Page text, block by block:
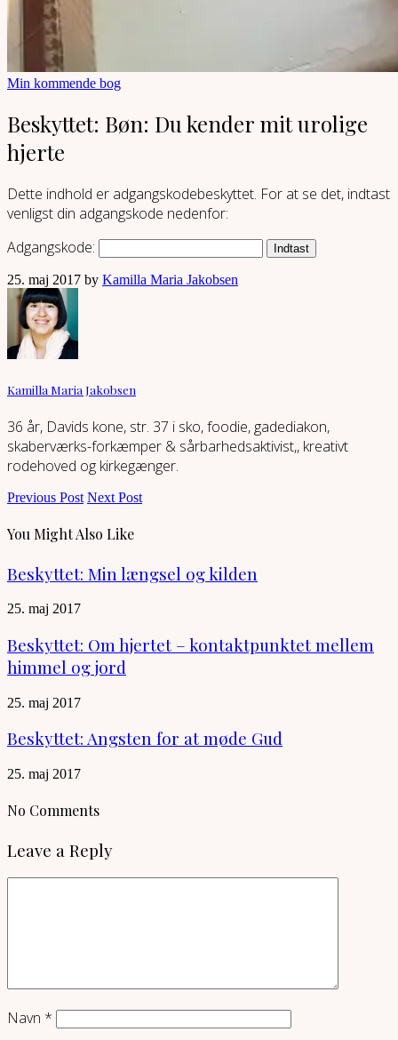
Min kommende bog
Beskyttet: Bøn: Du kender mit urolige
hjerte
Dette indhold er adgangskodebeskyttet. For at se det, indtast
venligst din adgangskode nedenfor:
Adgangskode:
25. maj 2017 by Kamilla Maria Jakobsen
Kamilla Maria Jakobsen
36 år, Davids kone, str. 37 i sko, foodie, gadediakon,
skaberværks-forkæmper & sårbarhedsaktivist,, kreativt
rodehoved og kirkegænger.
Previous Post Next Post
You Might Also Like
Beskyttet: Min længsel og kilden
25. maj 2017
Beskyttet: Om hjertet – kontaktpunktet mellem
himmel og jord
25. maj 2017
Beskyttet: Angsten for at møde Gud
25. maj 2017
No Comments
Leave a Reply
Navn *